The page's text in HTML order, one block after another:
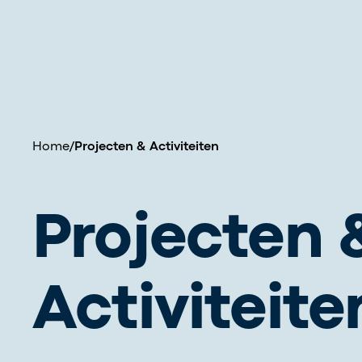
Home/ Projecten & Activiteiten
Projecten